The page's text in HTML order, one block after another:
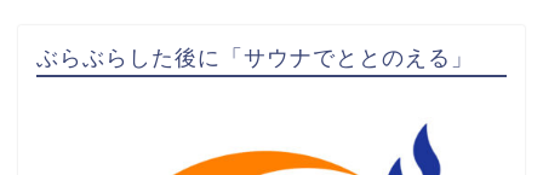
ぶらぶらした後に「サウナでととのえる」